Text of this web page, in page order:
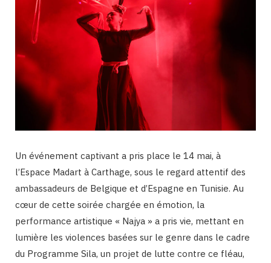
Un événement captivant a pris place le 14 mai, à
l’Espace Madart à Carthage, sous le regard attentif des
ambassadeurs de Belgique et d’Espagne en Tunisie. Au
cœur de cette soirée chargée en émotion, la
performance artistique « Najya » a pris vie, mettant en
lumière les violences basées sur le genre dans le cadre
du Programme Sila, un projet de lutte contre ce fléau,